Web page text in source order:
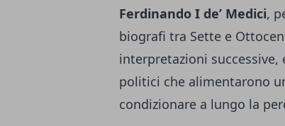
Ferdinando I de’ Medici,
biografi tra Sette e
interpretazioni
politici che alimentarono
condizionare a lungo la